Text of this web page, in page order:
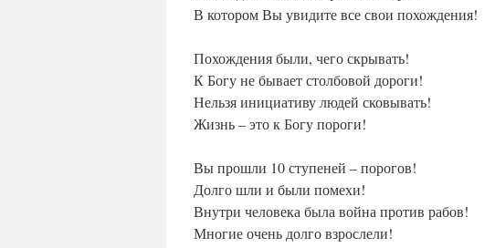
В котором Вы увидите все свои похождения!
Похождения были, чего скрывать!
К Богу не бывает столбовой дороги!
Нельзя инициативу людей сковывать!
Жизнь – это к Богу пороги!
Вы прошли 10 ступеней – порогов!
Долго шли и были помехи!
Внутри человека была война против рабов!
Многие очень долго взрослели!